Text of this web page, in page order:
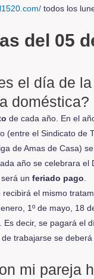
todos los
del 05
el día de la
doméstica?
de cada año. En el
(entre el Sindicato de
de Amas de Casa)
año se celebrara el
un feriado pago.
recibirá el mismo
1º de mayo, 18
Es decir, se pagará el
trabajarse se
mi pareja